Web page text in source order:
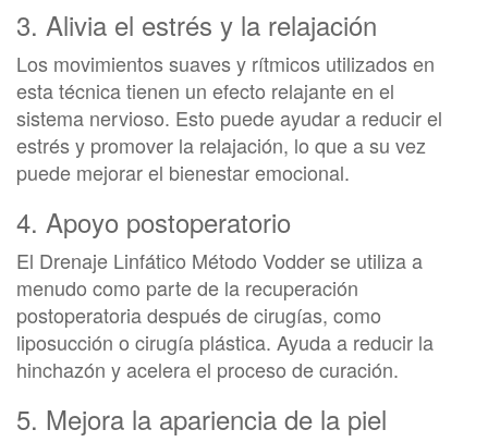
3. Alivia el estrés y la relajación
Los movimientos suaves y rítmicos utilizados en
esta técnica tienen un efecto relajante en el
sistema nervioso. Esto puede ayudar a reducir el
estrés y promover la relajación, lo que a su vez
puede mejorar el bienestar emocional.
4. Apoyo postoperatorio
El Drenaje Linfático Método Vodder se utiliza a
menudo como parte de la recuperación
postoperatoria después de cirugías, como
liposucción o cirugía plástica. Ayuda a reducir la
hinchazón y acelera el proceso de curación.
5. Mejora la apariencia de la piel